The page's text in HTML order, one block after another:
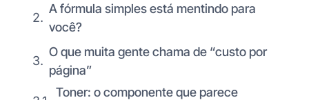
A fórmula simples está mentindo para
você?
O que muita gente chama de “custo por
página”
Toner: o componente que parece